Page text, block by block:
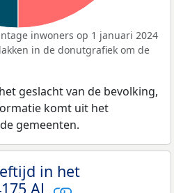
inwoners op 1 januari 2024
in de donutgrafiek om de
geslacht van de bevolking,
komt uit het
gemeenten.
in het
AL